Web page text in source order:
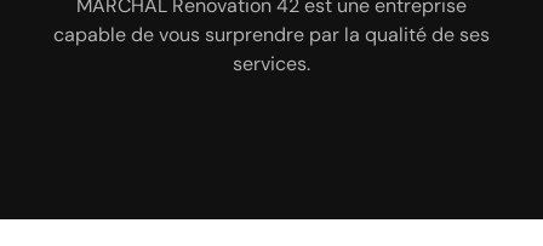
MARCHAL Renovation 42 est une entreprise
capable de vous surprendre par la qualité de ses
services.
autres problèmes. Nous réalisons les rénovations et
les finitions. Notre intervention se termine par le
nettoyage de fin de chantier.
C’est l’entreprise à contacter au vas où voulez d’un
travail soigné à des prix abordables.